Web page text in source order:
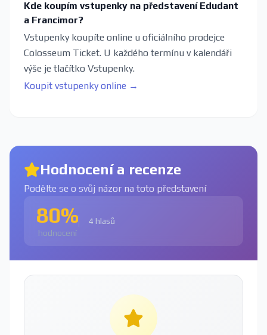
Kde koupím vstupenky na představení Edudant
a Francimor?
Vstupenky koupíte online u oficiálního prodejce
Colosseum Ticket. U každého termínu v kalendáři
výše je tlačítko Vstupenky.
Koupit vstupenky online →
Hodnocení a recenze
Podělte se o svůj názor na toto představení
80%
hodnocení
4 hlasů